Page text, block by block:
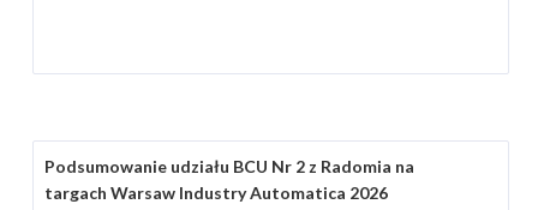
Podsumowanie udziału BCU Nr 2 z Radomia na
targach Warsaw Industry Automatica 2026